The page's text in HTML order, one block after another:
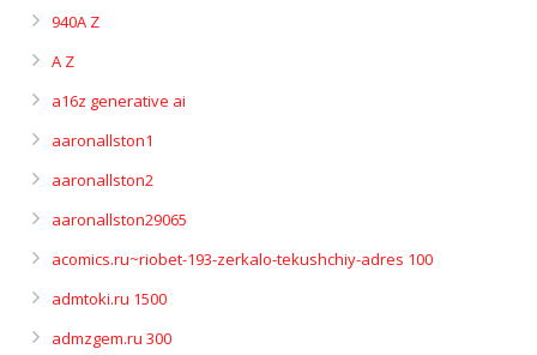
940A Z
A Z
a16z generative ai
aaronallston1
aaronallston2
aaronallston29065
acomics.ru~riobet-193-zerkalo-tekushchiy-adres 100
admtoki.ru 1500
admzgem.ru 300